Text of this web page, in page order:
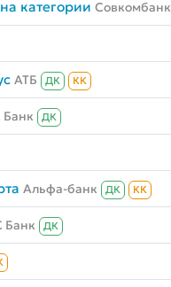
категории Совкомбанк
АТБ ДК КК
Банк ДК
Альфа-банк ДК КК
Банк ДК